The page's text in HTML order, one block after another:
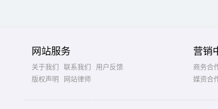
网站服务
关于我们 联系我们
用户反馈
版权声明
网站律师
营销
商务合
媒资合